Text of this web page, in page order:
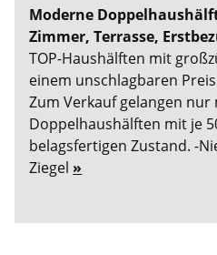
Moderne
Zimmer, Terrasse,
TOP-Haushälften mit
einem unschlagbaren
Zum Verkauf gelangen nur
Doppelhaushälften mit je
belagsfertigen Zustand. -
Ziegel »